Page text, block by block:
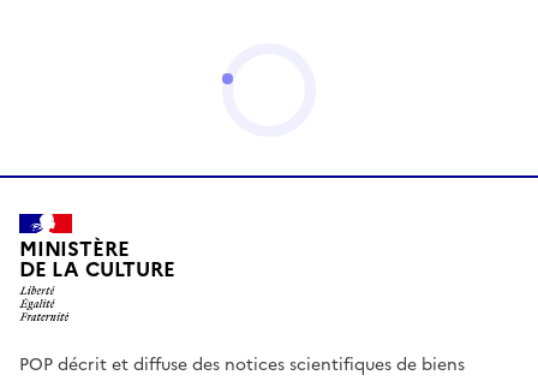
MINISTÈRE
DE LA CULTURE
POP décrit et diffuse des notices scientifiques de biens